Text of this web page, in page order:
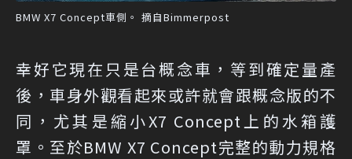
BMW X7 Concept車側。 摘自Bimmerpost
幸好它現在只是台概念車，等到確定量產
後，車身外觀看起來或許就會跟概念版的不
同，尤其是縮小X7 Concept上的水箱護
罩。至於BMW X7 Concept完整的動力規格